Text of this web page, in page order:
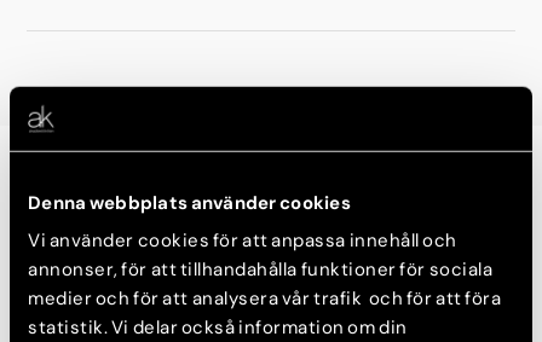
Denna webbplats använder cookies
Vi använder cookies för att anpassa innehåll och
annonser, för att tillhandahålla funktioner för sociala
medier och för att analysera vår trafik och för att föra
statistik. Vi delar också information om din
Fettsugning
Fettsugning Haka eller Hals
Läs mer
Se före- och efterbilder
Konsultation görs innan operation.